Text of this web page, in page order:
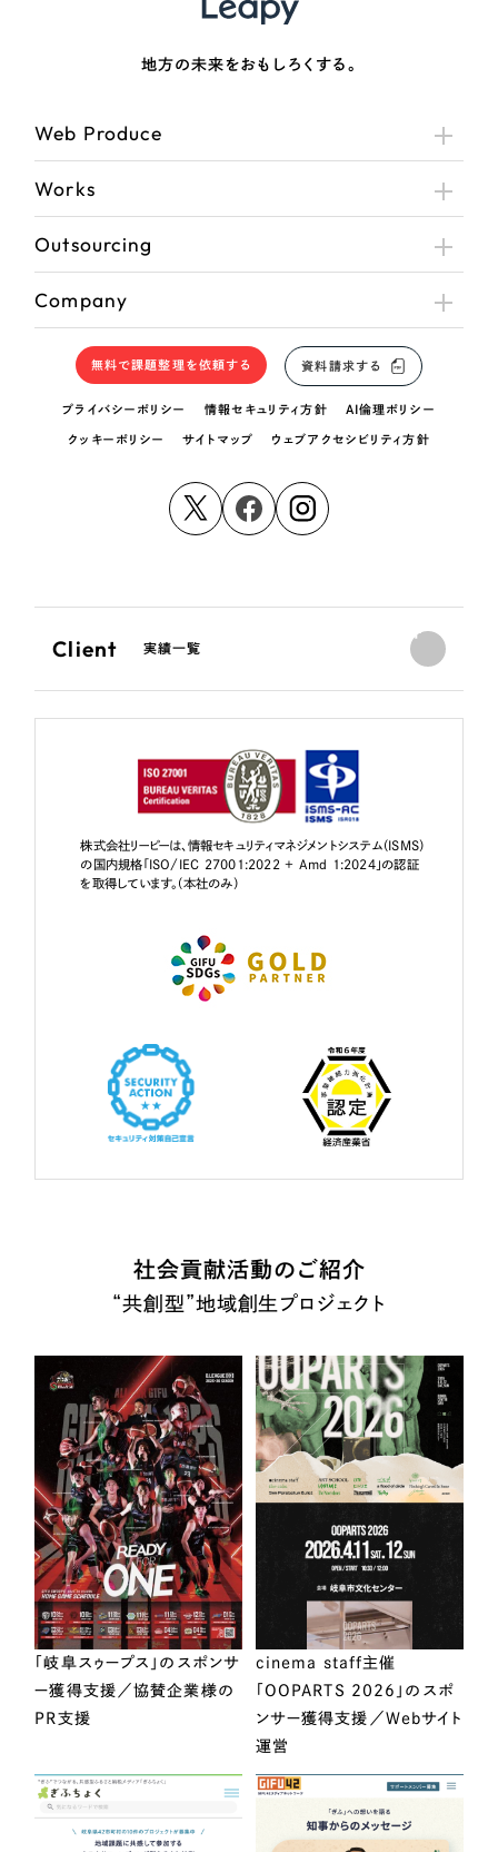
地方の未来をおもしろくする。
Web Produce
Works
Outsourcing
Company
無料で課題整理を依頼する 資料請求する
プライバシーポリシー 情報セキュリティ方針 AI倫理ポリシー
クッキーポリシー サイトマップ ウェブアクセシビリティ方針
Client 実績一覧
株式会社リーピーは、情報セキュリティマネジメントシステム（ISMS）
の国内規格「ISO/IEC 27001:2022 + Amd 1:2024」の認証
を取得しています。（本社のみ）
社会貢献活動のご紹介
“共創型”地域創生プロジェクト
「岐阜スゥープス」のスポンサ
ー獲得支援／協賛企業様の
PR支援
cinema staff主催
「OOPARTS 2026」のスポ
ンサー獲得支援／Webサイト
運営